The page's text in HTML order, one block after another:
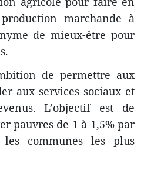
marchande à
de mieux-être pour
de permettre aux
aux services sociaux et
L’objectif est de
pauvres de 1 à 1,5% par
communes les plus